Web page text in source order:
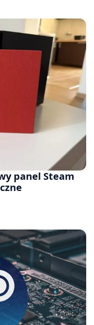
panel Steam